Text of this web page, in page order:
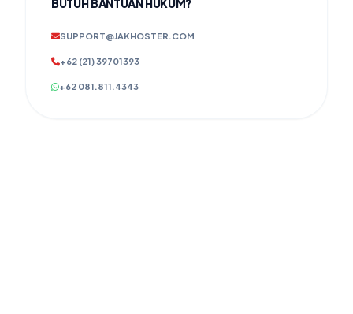
BUTUH BANTUAN HUKUM?
SUPPORT@JAKHOSTER.COM
+62 (21) 39701393
+62 081.811.4343